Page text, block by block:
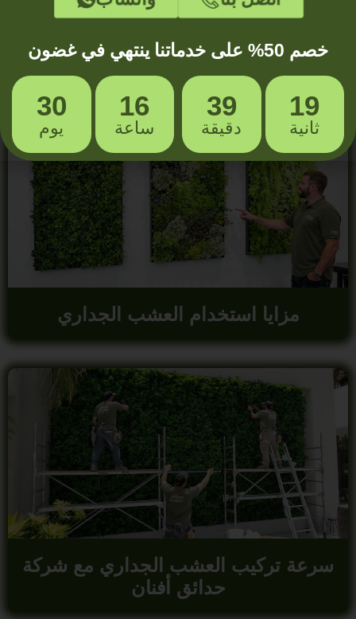
أنواع العشب الجداري
مزايا استخدام العشب الجداري
سرعة تركيب العشب الجداري مع شركة
حدائق أفنان
خصم 50% على خدماتنا ينتهي في غضون
30
يوم
16
ساعة
39
دقيقة
16
ثانية